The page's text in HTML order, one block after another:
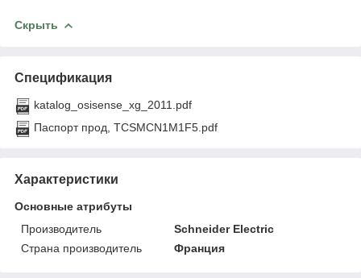
Скрыть
Спецификация
katalog_osisense_xg_2011.pdf
Паспорт прод, TCSMCN1M1F5.pdf
Характеристики
Основные атрибуты
Производитель
Schneider Electric
Страна производитель
Франция